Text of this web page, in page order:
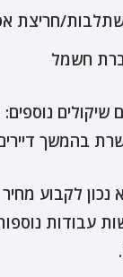
חריצת
חשמל
שיקולים
בהמשך דיירים
נכון לקבוע
עבודות